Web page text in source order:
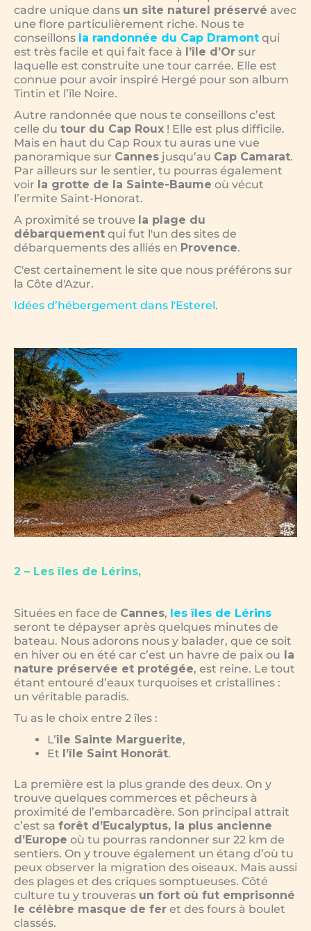
cadre unique dans un site naturel préservé avec
une flore particulièrement riche. Nous te
conseillons la randonnée du Cap Dramont qui
est très facile et qui fait face à l’île d’Or sur
laquelle est construite une tour carrée. Elle est
connue pour avoir inspiré Hergé pour son album
Tintin et l’île Noire.
Autre randonnée que nous te conseillons c’est
celle du tour du Cap Roux ! Elle est plus difficile.
Mais en haut du Cap Roux tu auras une vue
panoramique sur Cannes jusqu’au Cap Camarat.
Par ailleurs sur le sentier, tu pourras également
voir la grotte de la Sainte-Baume où vécut
l’ermite Saint-Honorat.
A proximité se trouve la plage du
débarquement qui fut l'un des sites de
débarquements des alliés en Provence.
C'est certainement le site que nous préférons sur
la Côte d'Azur.
Idées d’hébergement dans l'Esterel.
2 – Les îles de Lérins,
Situées en face de Cannes, les îles de Lérins
seront te dépayser après quelques minutes de
bateau. Nous adorons nous y balader, que ce soit
en hiver ou en été car c’est un havre de paix ou la
nature préservée et protégée, est reine. Le tout
étant entouré d’eaux turquoises et cristallines :
un véritable paradis.
Tu as le choix entre 2 îles :
L’île Sainte Marguerite,
Et l’île Saint Honorât.
La première est la plus grande des deux. On y
trouve quelques commerces et pêcheurs à
proximité de l’embarcadère. Son principal attrait
c’est sa forêt d’Eucalyptus, la plus ancienne
d’Europe où tu pourras randonner sur 22 km de
sentiers. On y trouve également un étang d’où tu
peux observer la migration des oiseaux. Mais aussi
des plages et des criques somptueuses. Côté
culture tu y trouveras un fort où fut emprisonné
le célèbre masque de fer et des fours à boulet
classés.